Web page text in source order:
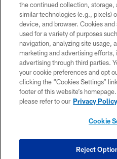
© 2026 Forty Niners
TERMS AND
PRIVACY
COOKIE
the continued collection, storage,
similar technologies (e.g., pixels)
device, and browser. Cookies
used for a variety of purposes
navigation, analyzing site usage,
marketing and advertising efforts,
advertising through third parties.
your cookie preferences and opt
clicking the “Cookies Settings”
footer of this website’s
please refer to our Privacy Policy
Cookie
Reject